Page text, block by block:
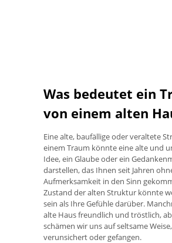
Was bedeutet ein
von einem alten
Eine alte, baufällige oder veraltete
einem Traum könnte eine alte und
Idee, ein Glaube oder ein
darstellen, das Ihnen seit Jahren
Aufmerksamkeit in den Sinn
Zustand der alten Struktur könnte
sein als Ihre Gefühle darüber.
alte Haus freundlich und tröstlich,
schämen wir uns auf seltsame
verunsichert oder gefangen.